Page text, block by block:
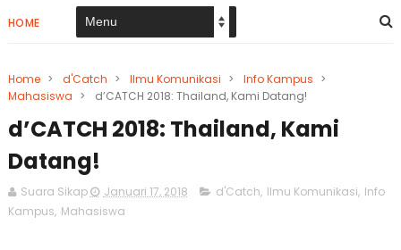
HOME
Home > d'Catch > Ilmu Komunikasi > Info Kampus >
Mahasiswa > d’CATCH 2018: Thailand, Kami Datang!
d’CATCH 2018: Thailand, Kami
Datang!
Suara Sikap Januari 17, 2018 d'Catch, Ilmu Komunikasi, Info
Kampus, Mahasiswa